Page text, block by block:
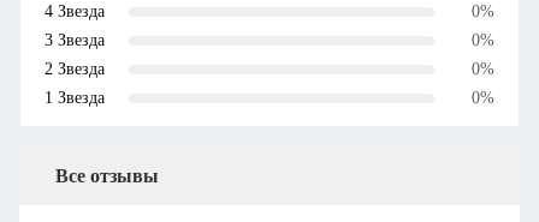
4 Звезда
0%
3 Звезда
0%
2 Звезда
0%
1 Звезда
0%
Все отзывы